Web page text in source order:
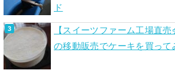
ド
【スイーツファーム工場直売
の移動販売でケーキを買って